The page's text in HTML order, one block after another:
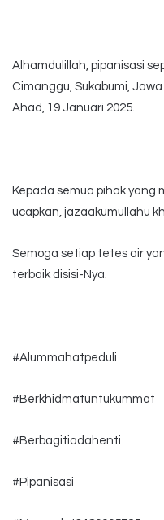
Alhamdulillah, pipanisasi
Cimanggu, Sukabumi,
Ahad, 19 Januari 2025.
Kepada semua pihak yang
ucapkan, jazaakumullahu
Semoga setiap tetes air
terbaik disisi-Nya.
#Alummahatpeduli
#Berkhidmatuntukummat
#Berbagitiadahenti
#Pipanisasi